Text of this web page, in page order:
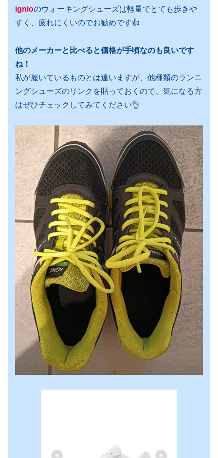
ignioのウォーキングシューズは軽量でとても歩きや
すく、疲れにくいのでお勧めです👍
他のメーカーと比べると価格が手頃なのも良いです
ね！
私が履いているものとは違いますが、他種類のランニ
ングシューズのリンクを貼っておくので、気になる方
はぜひチェックしてみてください👌